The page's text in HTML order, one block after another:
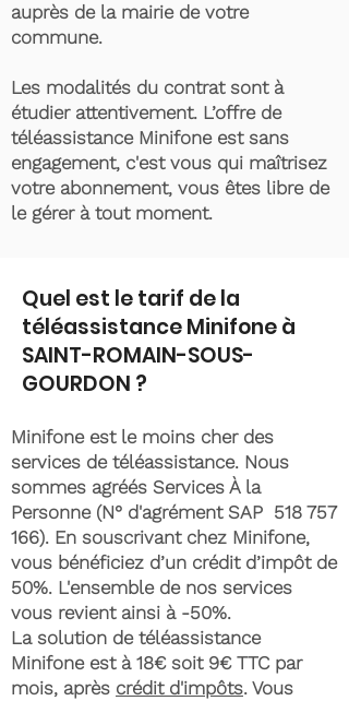
auprès de la mairie de votre
commune.
Les modalités du contrat sont à
étudier attentivement. L’offre de
téléassistance Minifone est sans
engagement, c'est vous qui maîtrisez
votre abonnement, vous êtes libre de
le gérer à tout moment.
Quel est le tarif de la
téléassistance Minifone à
SAINT-ROMAIN-SOUS-
GOURDON ?
Minifone est le moins cher des
services de téléassistance. Nous
sommes agréés Services À la
Personne (N° d'agrément SAP 518 757
166). En souscrivant chez Minifone,
vous bénéficiez d’un crédit d’impôt de
50%. L'ensemble de nos services
vous revient ainsi à -50%.
La solution de téléassistance
Minifone est à 18€ soit 9€ TTC par
mois, après crédit d'impôts. Vous